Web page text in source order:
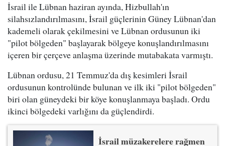
İsrail ile Lübnan haziran ayında, Hizbullah'ın
silahsızlandırılmasını, İsrail güçlerinin Güney Lübnan'dan
kademeli olarak çekilmesini ve Lübnan ordusunun iki
"pilot bölgeden" başlayarak bölgeye konuşlandırılmasını
içeren bir çerçeve anlaşma üzerinde mutabakata varmıştı.
Lübnan ordusu, 21 Temmuz'da dış kesimleri İsrail
ordusunun kontrolünde bulunan ve ilk iki "pilot bölgeden"
biri olan güneydeki bir köye konuşlanmaya başladı. Ordu
ikinci bölgedeki varlığını da güçlendirdi.
İsrail müzakerelere rağmen